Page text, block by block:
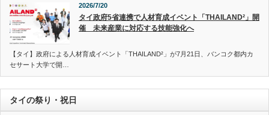
2026/7/20
タイ政府5省連携で人材育成イベント「THAILAND²」開
催 未来産業に対応する技能強化へ
【タイ】政府による人材育成イベント「THAILAND²」が7月21日、バンコク都内カ
セサート大学で開…
タイの祭り・祝日